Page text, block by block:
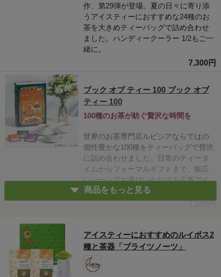
作、第29弾が登場。夏の日々に寄り添
うアイスティーにおすすめな24種のお
茶を大きめティーバッグで詰め合わせ
ました。ハンディークーラー 1/2もご一
緒に。
7,300円
ブック オブ ティー 100 ブック オブ
ティー 100
100種のお茶が紡ぐ贅沢な時間を
世界のお茶専門店ルピシアならではの
個性豊かな100種をティーバッグで贅沢
に詰め合わせました。日常のティータ
イムからフォーマルギフトまで、幅広
いシーンでお選びいただける定番アイ
テムです。
商品をもっと見る
アイスティーにおすすめのルイボス2
種と茶器「ブライツノーツ」